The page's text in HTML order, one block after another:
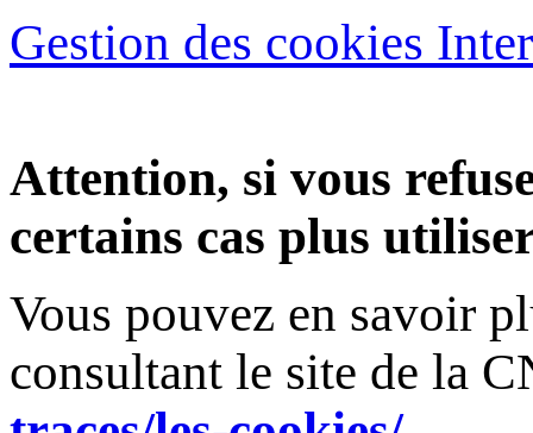
Gestion des cookies
Attention, si vous
certains cas plus
Vous pouvez en savoir
consultant le site de la